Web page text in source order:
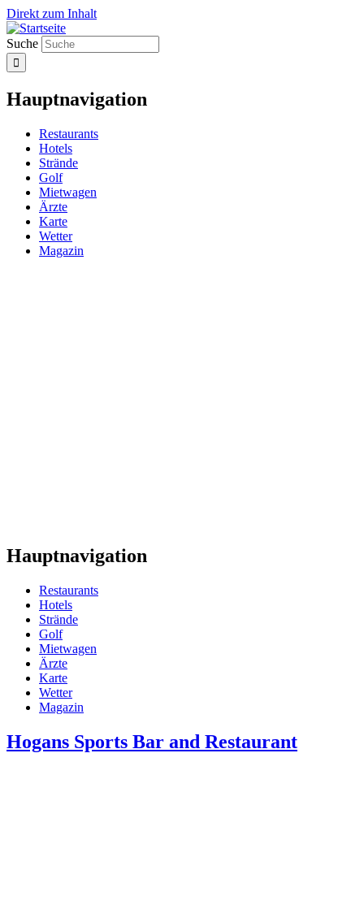
Direkt zum Inhalt
Suche
Hauptnavigation
Restaurants
Hotels
Strände
Golf
Mietwagen
Ärzte
Karte
Wetter
Magazin
Hauptnavigation
Restaurants
Hotels
Strände
Golf
Mietwagen
Ärzte
Karte
Wetter
Magazin
Hogans Sports Bar and Restaurant